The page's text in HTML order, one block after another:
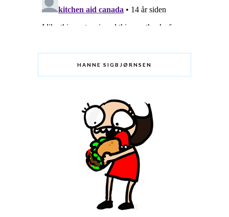
HANNE SIGBJØRNSEN